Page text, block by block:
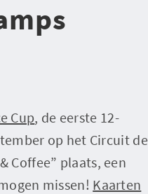
Cup, de eerste 12-
op het Circuit de
Coffee” plaats, een
missen! Kaarten